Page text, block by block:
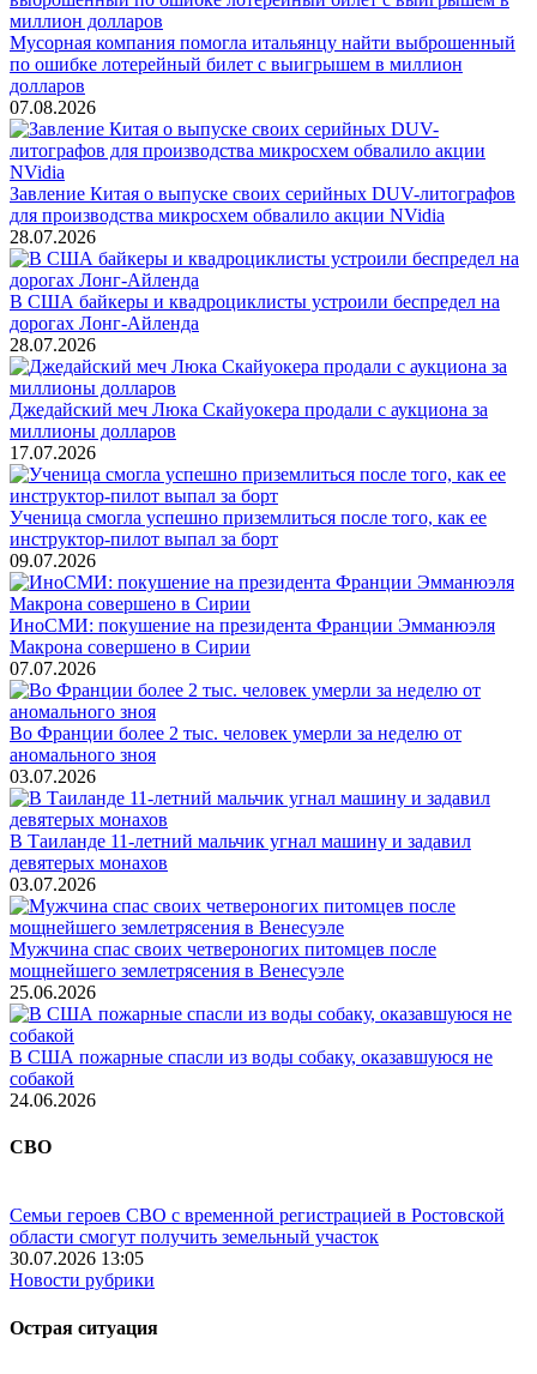
Мусорная компания помогла итальянцу найти выброшенный
по ошибке лотерейный билет с выигрышем в миллион
долларов
07.08.2026
Завление Китая о выпуске своих серийных DUV-литографов
для производства микросхем обвалило акции NVidia
28.07.2026
В США байкеры и квадроциклисты устроили беспредел на
дорогах Лонг-Айленда
28.07.2026
Джедайский меч Люка Скайуокера продали с аукциона за
миллионы долларов
17.07.2026
Ученица смогла успешно приземлиться после того, как ее
инструктор-пилот выпал за борт
09.07.2026
ИноСМИ: покушение на президента Франции Эмманюэля
Макрона совершено в Сирии
07.07.2026
Во Франции более 2 тыс. человек умерли за неделю от
аномального зноя
03.07.2026
В Таиланде 11-летний мальчик угнал машину и задавил
девятерых монахов
03.07.2026
Мужчина спас своих четвероногих питомцев после
мощнейшего землетрясения в Венесуэле
25.06.2026
В США пожарные спасли из воды собаку, оказавшуюся не
собакой
24.06.2026
СВО
Семьи героев СВО с временной регистрацией в Ростовской
области смогут получить земельный участок
30.07.2026 13:05
Новости рубрики
Острая ситуация